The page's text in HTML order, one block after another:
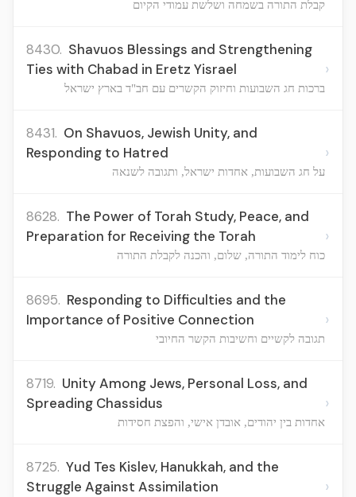
קבלת התורה בשמחה ושלשת עמודי הקיום
8430. Shavuos Blessings and Strengthening
Ties with Chabad in Eretz Yisrael
ברכות חג השבועות וחיזוק הקשרים עם חב"ד בארץ ישראל
›
8431. On Shavuos, Jewish Unity, and
Responding to Hatred
על חג השבועות, אחדות ישראל, ותגובה לשנאה
›
8628. The Power of Torah Study, Peace, and
Preparation for Receiving the Torah
כוח לימוד התורה, שלום, והכנה לקבלת התורה
›
8695. Responding to Difficulties and the
Importance of Positive Connection
תגובה לקשיים וחשיבות הקשר החיובי
›
8719. Unity Among Jews, Personal Loss, and
Spreading Chassidus
אחדות בין יהודים, אובדן אישי, והפצת חסידות
›
8725. Yud Tes Kislev, Hanukkah, and the
Struggle Against Assimilation
›